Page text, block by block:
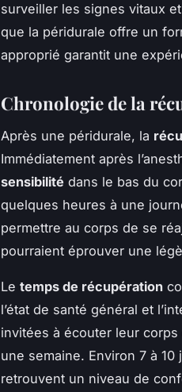
surveiller les signes vitaux
que la péridurale offre un
approprié garantit une
Chronologie de la
Après une péridurale, la
Immédiatement après
sensibilité dans le bas du
quelques heures à une
permettre au corps de se
pourraient éprouver une
Le temps de récupération
l’état de santé général et
invitées à écouter leur
une semaine. Environ 7 à
retrouvent un niveau de